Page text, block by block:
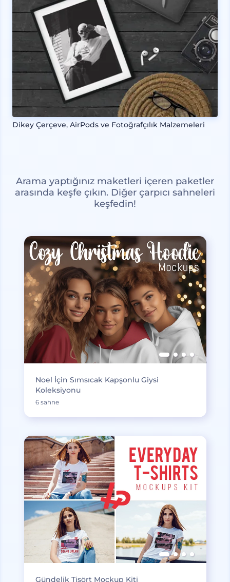
Dikey Çerçeve, AirPods ve Fotoğrafçılık Malzemeleri
Arama yaptığınız maketleri içeren paketler
arasında keşfe çıkın. Diğer çarpıcı sahneleri
keşfedin!
Noel İçin Sımsıcak Kapşonlu Giysi
Koleksiyonu
6 sahne
Gündelik Tişört Mockup Kiti